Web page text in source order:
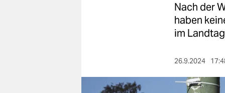
berlin
Nach der
haben
im
26.9.2024